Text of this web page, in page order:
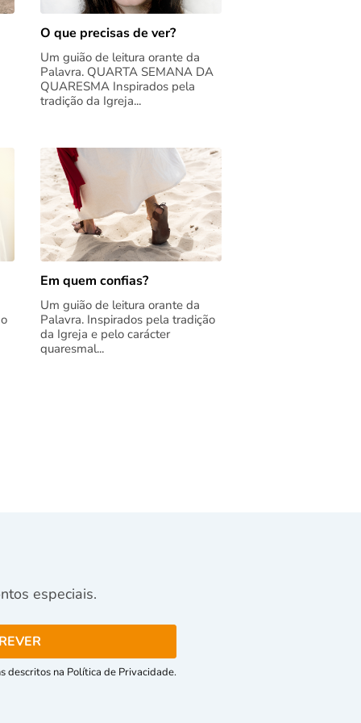
O que precisas de ver?
Um guião de leitura orante da
Palavra. QUARTA SEMANA DA
QUARESMA Inspirados pela
tradição da Igreja...
Em quem confias?
Um guião de leitura orante da
Palavra. Inspirados pela tradição
da Igreja e pelo carácter
quaresmal...
especiais.
descritos na Política de Privacidade.